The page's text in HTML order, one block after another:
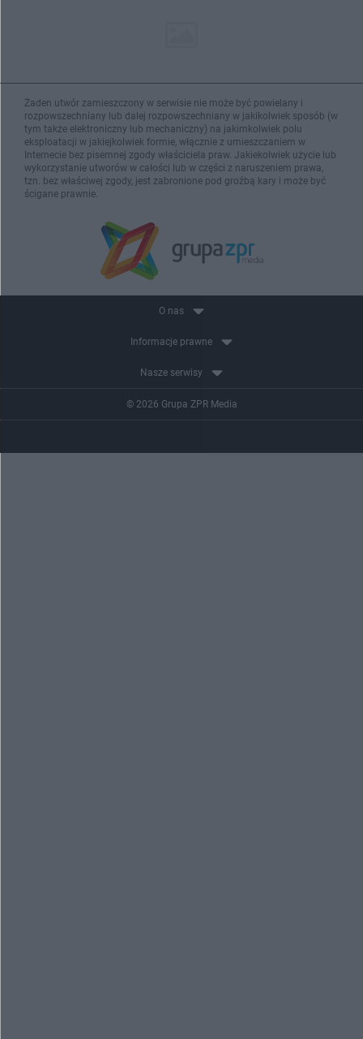
Żaden utwór zamieszczony w serwisie nie może być powielany i
rozpowszechniany lub dalej rozpowszechniany w jakikolwiek sposób (w
tym także elektroniczny lub mechaniczny) na jakimkolwiek polu
eksploatacji w jakiejkolwiek formie, włącznie z umieszczaniem w
Internecie bez pisemnej zgody właściciela praw. Jakiekolwiek użycie lub
wykorzystanie utworów w całości lub w części z naruszeniem prawa,
tzn. bez właściwej zgody, jest zabronione pod groźbą kary i może być
ścigane prawnie.
O nas
Informacje prawne
Nasze serwisy
© 2026 Grupa ZPR Media